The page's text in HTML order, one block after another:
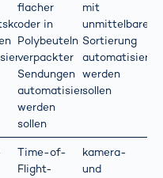
flacher
oder in
Polybeuteln
verpackter
Sendungen
automatisiert
werden
sollen
mit
unmittelbarer
Sortierung
automatisiert
werden
sollen
Time-of-
Flight-
kamera-
und